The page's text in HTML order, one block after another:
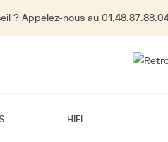
? Appelez-nous au
HIFI